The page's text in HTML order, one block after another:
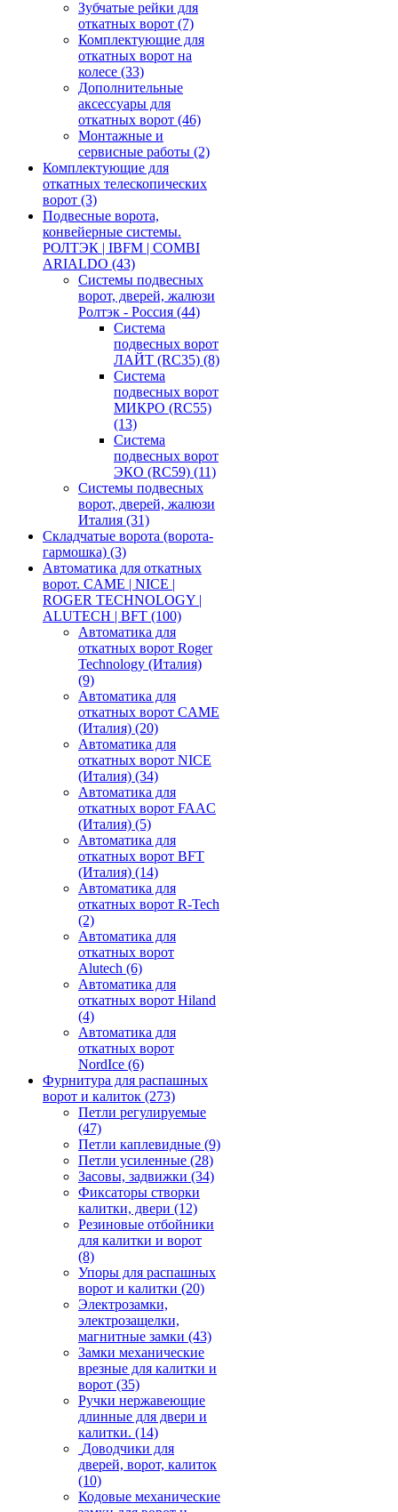
Зубчатые рейки для
откатных ворот (7)
Комплектующие для
откатных ворот на
колесе (33)
Дополнительные
аксессуары для
откатных ворот (46)
Монтажные и
сервисные работы (2)
Комплектующие для
откатных телескопических
ворот (3)
Подвесные ворота,
конвейерные системы.
РОЛТЭК | IBFM | COMBI
ARIALDO (43)
Системы подвесных
ворот, дверей, жалюзи
Ролтэк - Россия (44)
Система
подвесных ворот
ЛАЙТ (RC35) (8)
Система
подвесных ворот
МИКРО (RC55)
(13)
Система
подвесных ворот
ЭКО (RC59) (11)
Системы подвесных
ворот, дверей, жалюзи
Италия (31)
Складчатые ворота (ворота-
гармошка) (3)
Автоматика для откатных
ворот. CAME | NICE |
ROGER TECHNOLOGY |
ALUTECH | BFT (100)
Автоматика для
откатных ворот Roger
Technology (Италия)
(9)
Автоматика для
откатных ворот CAME
(Италия) (20)
Автоматика для
откатных ворот NICE
(Италия) (34)
Автоматика для
откатных ворот FAAC
(Италия) (5)
Автоматика для
откатных ворот BFT
(Италия) (14)
Автоматика для
откатных ворот R-Tech
(2)
Автоматика для
откатных ворот
Alutech (6)
Автоматика для
откатных ворот Hiland
(4)
Автоматика для
откатных ворот
NordIce (6)
Фурнитура для распашных
ворот и калиток (273)
Петли регулируемые
(47)
Петли каплевидные (9)
Петли усиленные (28)
Засовы, задвижки (34)
Фиксаторы створки
калитки, двери (12)
Резиновые отбойники
для калитки и ворот
(8)
Упоры для распашных
ворот и калитки (20)
Электрозамки,
электрозащелки,
магнитные замки (43)
Замки механические
врезные для калитки и
ворот (35)
Ручки нержавеющие
длинные для двери и
калитки. (14)
Доводчики для
дверей, ворот, калиток
(10)
Кодовые механические